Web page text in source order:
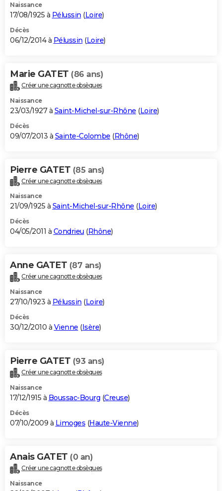
Naissance
17/08/1925 à Pélussin (Loire)
Décès
06/12/2014 à Pélussin (Loire)
Marie GATET (86 ans)
Créer une cagnotte obsèques
Naissance
23/03/1927 à Saint-Michel-sur-Rhône (Loire)
Décès
09/07/2013 à Sainte-Colombe (Rhône)
Pierre GATET (85 ans)
Créer une cagnotte obsèques
Naissance
21/09/1925 à Saint-Michel-sur-Rhône (Loire)
Décès
04/05/2011 à Condrieu (Rhône)
Anne GATET (87 ans)
Créer une cagnotte obsèques
Naissance
27/10/1923 à Pélussin (Loire)
Décès
30/12/2010 à Vienne (Isère)
Pierre GATET (93 ans)
Créer une cagnotte obsèques
Naissance
17/12/1915 à Boussac-Bourg (Creuse)
Décès
07/10/2009 à Limoges (Haute-Vienne)
Anais GATET (0 an)
Créer une cagnotte obsèques
Naissance